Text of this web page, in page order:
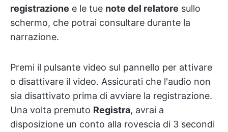
registrazione e le tue note del relatore sullo
schermo, che potrai consultare durante la
narrazione.
Premi il pulsante video sul pannello per attivare
o disattivare il video. Assicurati che l'audio non
sia disattivato prima di avviare la registrazione.
Una volta premuto Registra, avrai a
disposizione un conto alla rovescia di 3 secondi